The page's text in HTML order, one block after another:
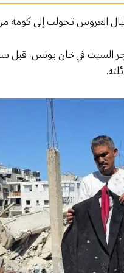
العروس تحولت إلى كومة من
عثمان فروانة (25 عاماً) فجر السبت في